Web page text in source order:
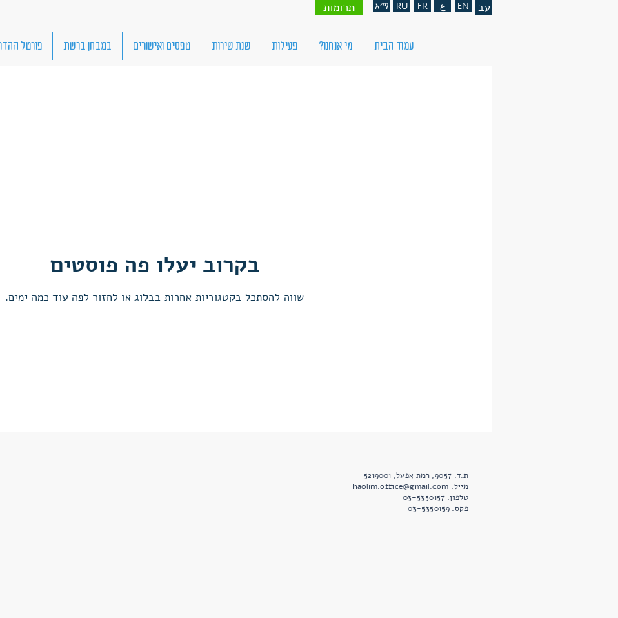
תרומות አማ RU FR ع EN עב
עמוד הבית מי אנחנו? פעילות שנת שירות טפסים ואישורים במבחן ברשת פורטל
בקרוב יעלו פה פוסטים
שווה להסתכל בקטגוריות אחרות בבלוג או לחזור לפה עוד כמה ימים.
ת.ד. 9057, רמת אפעל, 5219001
מייל: haolim.office@gmail.com
טלפון: 03-5350157
פקס: 03-5350159